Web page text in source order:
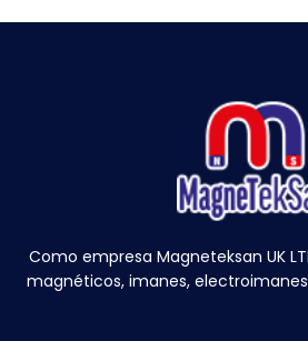
Como empresa Magneteksan UK
magnéticos, imanes,